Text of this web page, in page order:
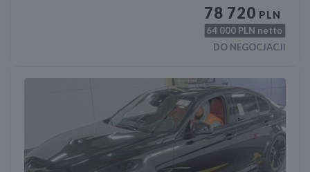
78 720 PLN
64 000 PLN netto
DO NEGOCJACJI